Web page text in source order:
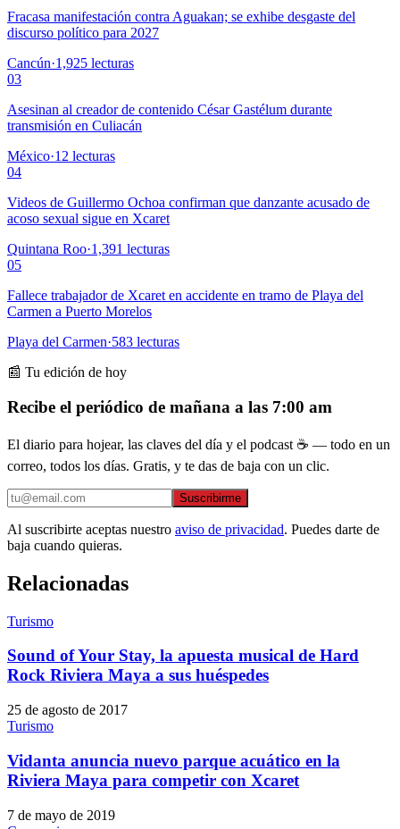
Fracasa manifestación contra Aguakan; se exhibe desgaste del
discurso político para 2027
Cancún·1,925 lecturas
03
Asesinan al creador de contenido César Gastélum durante
transmisión en Culiacán
México·12 lecturas
04
Videos de Guillermo Ochoa confirman que danzante acusado de
acoso sexual sigue en Xcaret
Quintana Roo·1,391 lecturas
05
Fallece trabajador de Xcaret en accidente en tramo de Playa del
Carmen a Puerto Morelos
Playa del Carmen·583 lecturas
📰 Tu edición de hoy
Recibe el periódico de mañana a las 7:00 am
El diario para hojear, las claves del día y el podcast ☕ — todo en un
correo, todos los días. Gratis, y te das de baja con un clic.
Suscribirme
Al suscribirte aceptas nuestro aviso de privacidad. Puedes darte de
baja cuando quieras.
Relacionadas
Turismo
Sound of Your Stay, la apuesta musical de Hard
Rock Riviera Maya a sus huéspedes
25 de agosto de 2017
Turismo
Vidanta anuncia nuevo parque acuático en la
Riviera Maya para competir con Xcaret
7 de mayo de 2019